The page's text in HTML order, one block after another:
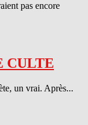
pas encore
CULTE
un vrai. Après...